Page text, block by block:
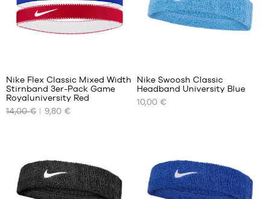
UNSERE
VERFÜGBAREN
GRÖSSEN
Nike Flex Classic Mixed Width
Stirnband 3er-Pack Game
Royaluniversity Red
14,00 €
9,80 €
UNSERE
VERFÜGBAREN
Nike Swoosh Classic
Headband University Blue
10,00 €